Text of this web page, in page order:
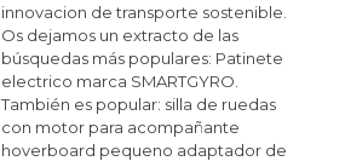
innovacion de transporte sostenible.
Os dejamos un extracto de las
búsquedas más populares: Patinete
electrico marca SMARTGYRO.
También es popular: silla de ruedas
con motor para acompañante
hoverboard pequeno adaptador de